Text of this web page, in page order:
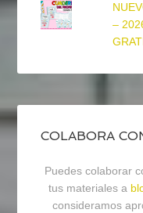
–
COLABORA
Puedes colaborar
tus materiales a
consideramos